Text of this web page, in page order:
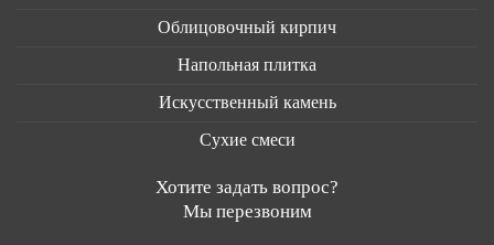
Облицовочный кирпич
Напольная плитка
Искусственный камень
Сухие смеси
Хотите задать вопрос?
Мы перезвоним